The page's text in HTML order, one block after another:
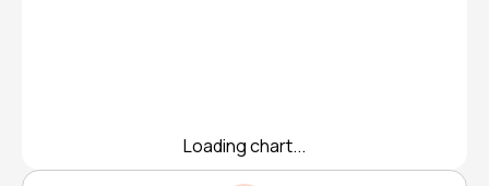
Loading chart...